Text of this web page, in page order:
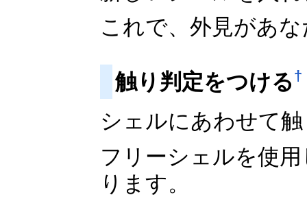
これで、外見があ
触り判定をつける †
シェルにあわせて
フリーシェルを使
ります。